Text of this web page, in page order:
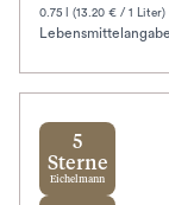
Schmeckt nach
Jahrgang
0.75 l (13.20 € / 1 Liter)
5
Sterne
Eichelmann